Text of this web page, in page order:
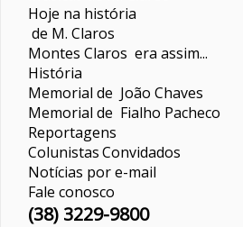
Hoje na história
de M. Claros
Montes Claros era assim...
História
Memorial de João Chaves
Memorial de Fialho Pacheco
Reportagens
ColunistasConvidados
Notícias por e-mail
Fale conosco
(38) 3229-9800